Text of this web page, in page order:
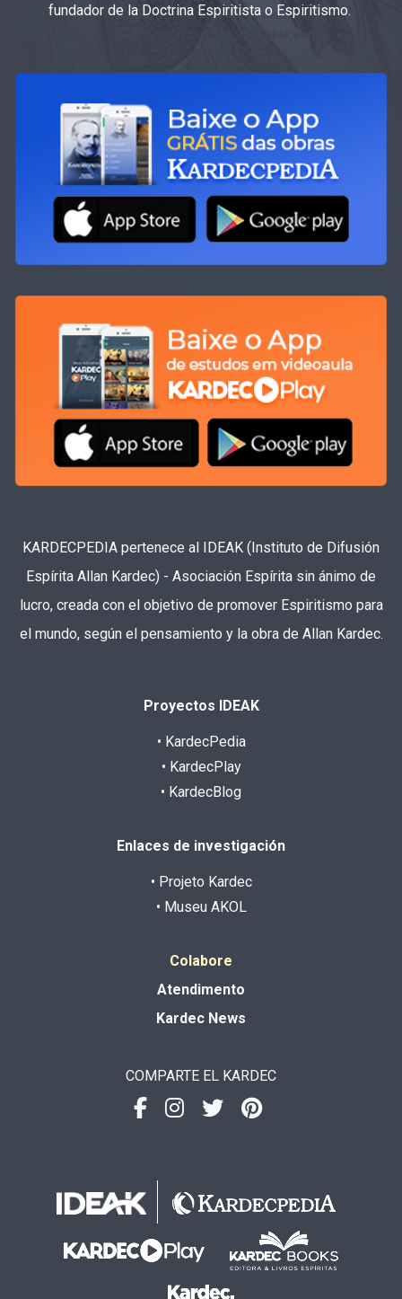
fundador de la Doctrina Espiritista o Espiritismo.
KARDECPEDIA pertenece al IDEAK (Instituto de Difusión
Espírita Allan Kardec) - Asociación Espírita sin ánimo de
lucro, creada con el objetivo de promover Espiritismo para
el mundo, según el pensamiento y la obra de Allan Kardec.
Proyectos IDEAK
• KardecPedia
• KardecPlay
• KardecBlog
Enlaces de investigación
• Projeto Kardec
• Museu AKOL
Colabore
Atendimento
Kardec News
COMPARTE EL KARDEC